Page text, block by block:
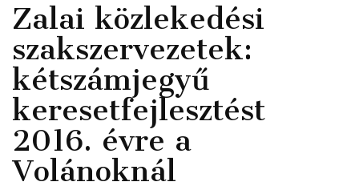
Zalai közlekedési
szakszervezetek:
kétszámjegyű
keresetfejlesztést
2016. évre a
Volánoknál